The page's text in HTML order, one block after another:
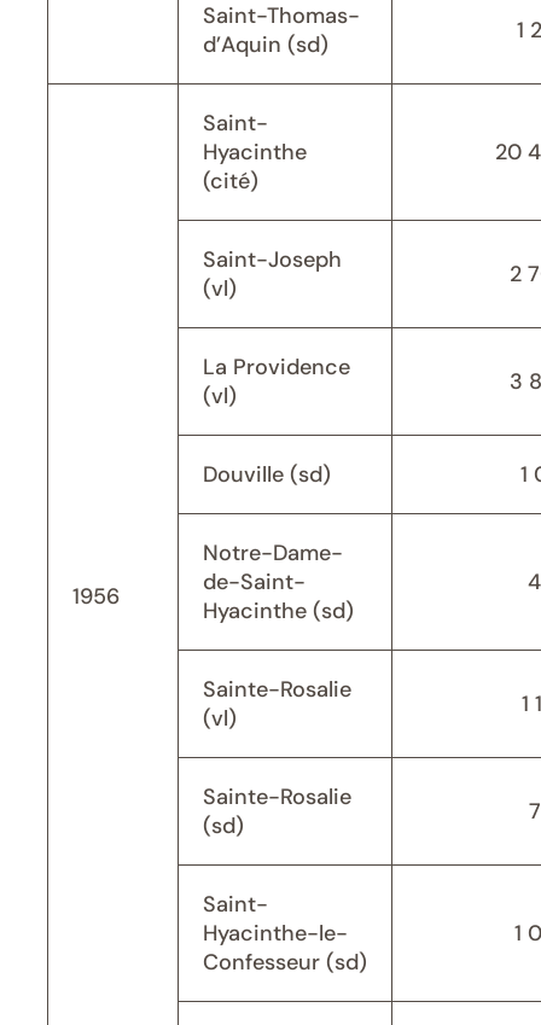
Saint-Thomas-
d’Aquin (sd)
1
1956
Saint-
Hyacinthe
(cité)
20
Saint-Joseph
(vl)
2
La Providence
(vl)
3
Douville (sd) 1
Notre-Dame-
de-Saint-
Hyacinthe (sd)
Sainte-Rosalie
(vl)
1
Sainte-Rosalie
(sd)
Saint-
Hyacinthe-le-
Confesseur (sd)
1